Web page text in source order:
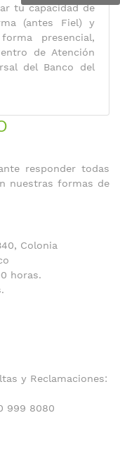
tu capacidad de
(antes Fiel) y
presencial,
de Atención
del Banco del
responder todas
nuestras formas de
Colonia
horas.
y Reclamaciones:
999 8080